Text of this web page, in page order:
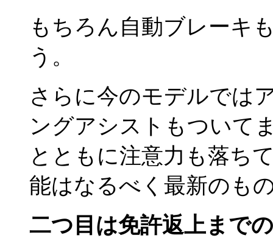
もちろん自動ブレーキ
う。
さらに今のモデルでは
ングアシストもついて
とともに注意力も落ち
能はなるべく最新のも
二つ目は免許返上まで